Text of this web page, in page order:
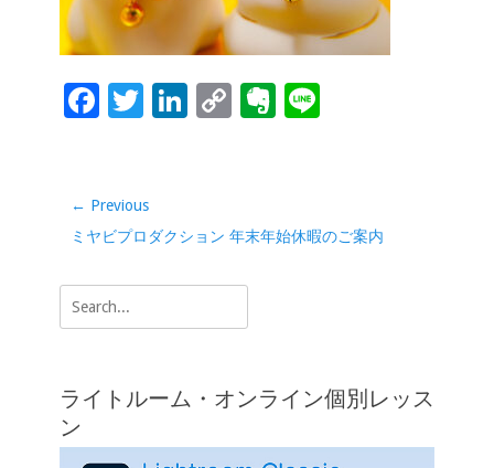
F
b
o
o
k
T
er
Li
dI
n
C
Li
n
Ev
e
投
稿
ビ
ゲ
ョ
ン
← Previous
Previous
ミヤビプロダクション 年末年始休暇のご案内
Search
for:
ライトルーム・オンライン個別レッス
ン